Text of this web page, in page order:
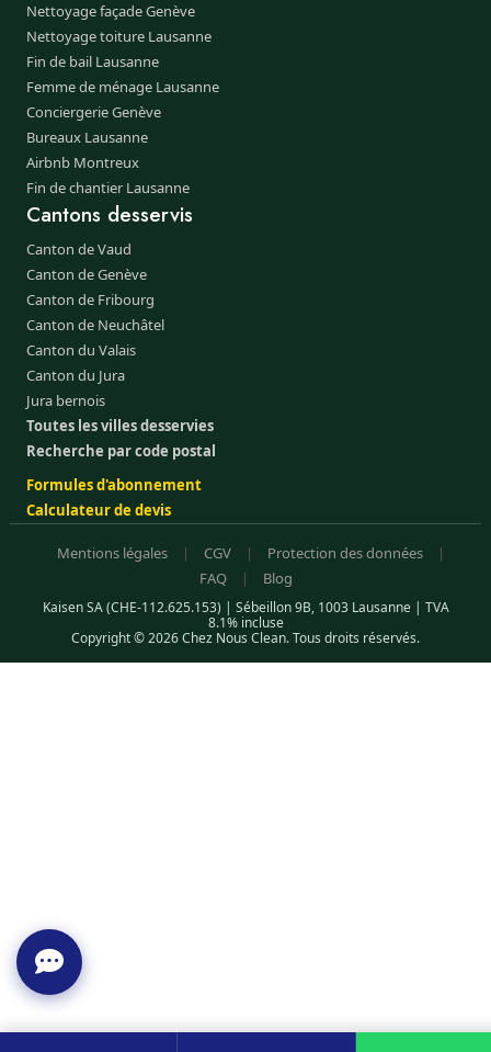
Nettoyage façade Genève
Nettoyage toiture Lausanne
Fin de bail Lausanne
Femme de ménage Lausanne
Conciergerie Genève
Bureaux Lausanne
Airbnb Montreux
Fin de chantier Lausanne
Cantons desservis
Canton de Vaud
Canton de Genève
Canton de Fribourg
Canton de Neuchâtel
Canton du Valais
Canton du Jura
Jura bernois
Toutes les villes desservies
Recherche par code postal
Formules d'abonnement
Calculateur de devis
Mentions légales | CGV | Protection des données
|
FAQ
| Blog
Kaisen SA (CHE-112.625.153) | Sébeillon 9B, 1003 Lausanne | TVA
8.1% incluse
Copyright © 2026 Chez Nous Clean. Tous droits réservés.